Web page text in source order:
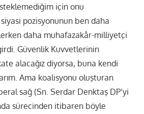
için onu
pozisyonunun ben daha
daha muhafazakâr-milliyetçi
Güvenlik Kuvvetlerinin
alacağız diyorsa, buna kendi
Ama koalisyonu oluşturan
sağ (Sn. Serdar Denktaş DP’yi
sürecinden itibaren böyle